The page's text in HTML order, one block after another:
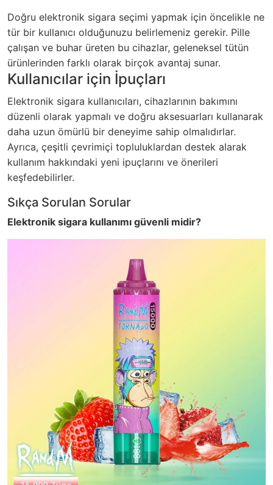
Doğru elektronik sigara seçimi yapmak için öncelikle ne
tür bir kullanıcı olduğunuzu belirlemeniz gerekir. Pille
çalışan ve buhar üreten bu cihazlar, geleneksel tütün
ürünlerinden farklı olarak birçok avantaj sunar.
Kullanıcılar için İpuçları
Elektronik sigara kullanıcıları, cihazlarının bakımını
düzenli olarak yapmalı ve doğru aksesuarları kullanarak
daha uzun ömürlü bir deneyime sahip olmalıdırlar.
Ayrıca, çeşitli çevrimiçi topluluklardan destek alarak
kullanım hakkındaki yeni ipuçlarını ve önerileri
keşfedebilirler.
Sıkça Sorulan Sorular
Elektronik sigara kullanımı güvenli midir?